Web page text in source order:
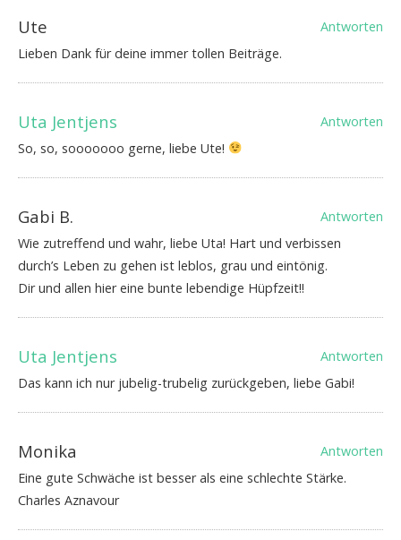
Ute
Antworten
Lieben Dank für deine immer tollen Beiträge.
Uta Jentjens
Antworten
So, so, sooooooo gerne, liebe Ute!
Gabi B.
Antworten
Wie zutreffend und wahr, liebe Uta! Hart und verbissen
durch’s Leben zu gehen ist leblos, grau und eintönig.
Dir und allen hier eine bunte lebendige Hüpfzeit!!
Uta Jentjens
Antworten
Das kann ich nur jubelig-trubelig zurückgeben, liebe Gabi!
Monika
Antworten
Eine gute Schwäche ist besser als eine schlechte Stärke.
Charles Aznavour